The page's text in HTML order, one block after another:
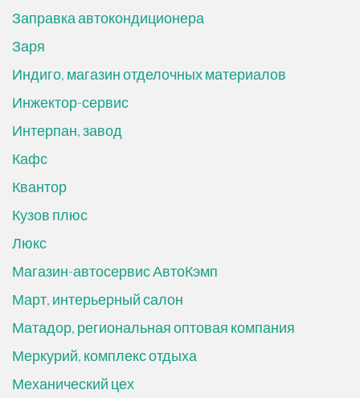
Заправка автокондиционера
Заря
Индиго, магазин отделочных материалов
Инжектор-сервис
Интерпан, завод
Кафс
Квантор
Кузов плюс
Люкс
Магазин-автосервис АвтоКэмп
Март, интерьерный салон
Матадор, региональная оптовая компания
Меркурий, комплекс отдыха
Механический цех